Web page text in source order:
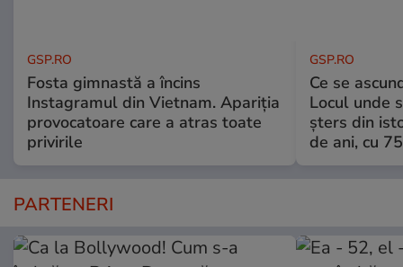
GSP.RO
Fosta gimnastă a încins
Instagramul din Vietnam. Apariția
provocatoare care a atras toate
privirile
GSP.RO
Ce se
Locul unde
șters din
de ani, cu
PARTENERI